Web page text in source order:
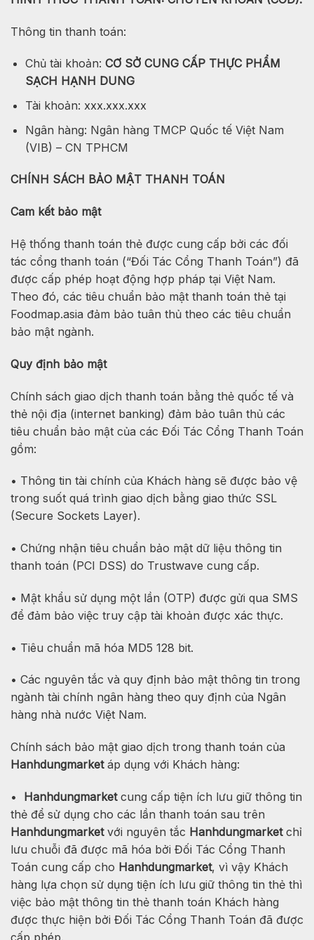
Thông tin thanh toán:
Chủ tài khoản: CƠ SỞ CUNG CẤP THỰC PHẨM
SẠCH HẠNH DUNG
Tài khoản: xxx.xxx.xxx
Ngân hàng: Ngân hàng TMCP Quốc tế Việt Nam
(VIB) – CN TPHCM
CHÍNH SÁCH BẢO MẬT THANH TOÁN
Cam kết bảo mật
Hệ thống thanh toán thẻ được cung cấp bởi các đối
tác cổng thanh toán (“Đối Tác Cổng Thanh Toán”) đã
được cấp phép hoạt động hợp pháp tại Việt Nam.
Theo đó, các tiêu chuẩn bảo mật thanh toán thẻ tại
Foodmap.asia đảm bảo tuân thủ theo các tiêu chuẩn
bảo mật ngành.
Quy định bảo mật
Chính sách giao dịch thanh toán bằng thẻ quốc tế và
thẻ nội địa (internet banking) đảm bảo tuân thủ các
tiêu chuẩn bảo mật của các Đối Tác Cổng Thanh Toán
gồm:
• Thông tin tài chính của Khách hàng sẽ được bảo vệ
trong suốt quá trình giao dịch bằng giao thức SSL
(Secure Sockets Layer).
• Chứng nhận tiêu chuẩn bảo mật dữ liệu thông tin
thanh toán (PCI DSS) do Trustwave cung cấp.
• Mật khẩu sử dụng một lần (OTP) được gửi qua SMS
để đảm bảo việc truy cập tài khoản được xác thực.
• Tiêu chuẩn mã hóa MD5 128 bit.
• Các nguyên tắc và quy định bảo mật thông tin trong
ngành tài chính ngân hàng theo quy định của Ngân
hàng nhà nước Việt Nam.
Chính sách bảo mật giao dịch trong thanh toán của
Hanhdungmarketáp dụng với Khách hàng:
• Hanhdungmarketcung cấp tiện ích lưu giữ thông tin
thẻ để sử dụng cho các lần thanh toán sau trên
Hanhdungmarketvới nguyên tắc Hanhdungmarketchỉ
lưu chuỗi đã được mã hóa bởi Đối Tác Cổng Thanh
Toán cung cấp cho Hanhdungmarket, vì vậy Khách
hàng lựa chọn sử dụng tiện ích lưu giữ thông tin thẻ thì
việc bảo mật thông tin thẻ thanh toán Khách hàng
được thực hiện bởi Đối Tác Cổng Thanh Toán đã được